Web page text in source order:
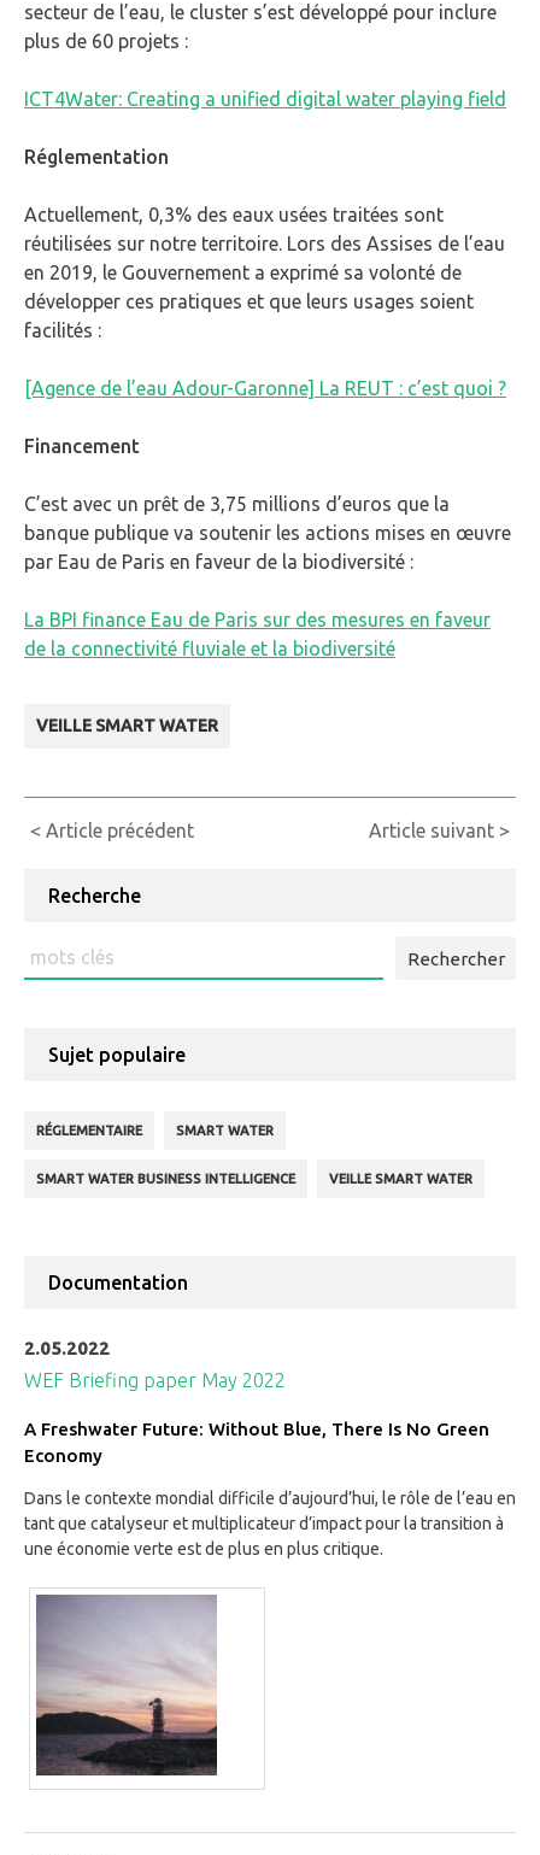
secteur de l’eau, le cluster s’est développé pour inclure
plus de 60 projets :
ICT4Water: Creating a unified digital water playing field
Réglementation
Actuellement, 0,3% des eaux usées traitées sont
réutilisées sur notre territoire. Lors des Assises de l’eau
en 2019, le Gouvernement a exprimé sa volonté de
développer ces pratiques et que leurs usages soient
facilités :
[Agence de l’eau Adour-Garonne] La REUT : c’est quoi ?
Financement
C’est avec un prêt de 3,75 millions d’euros que la
banque publique va soutenir les actions mises en œuvre
par Eau de Paris en faveur de la biodiversité :
La BPI finance Eau de Paris sur des mesures en faveur
de la connectivité fluviale et la biodiversité
VEILLE SMART WATER
Continue
< Article précédent Article suivant >
Recherche
Rechercher
:
Sujet populaire
RÉGLEMENTAIRE SMART WATER
SMART WATER BUSINESS INTELLIGENCE VEILLE SMART WATER
Documentation
2.05.2022
WEF Briefing paper May 2022
A Freshwater Future: Without Blue, There Is No Green
Economy
Dans le contexte mondial difficile d’aujourd’hui, le rôle de l’eau en
tant que catalyseur et multiplicateur d’impact pour la transition à
une économie verte est de plus en plus critique.